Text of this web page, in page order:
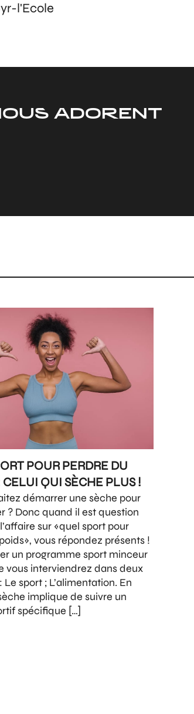
l'Ecole
ADORENT
POUR PERDRE DU
CELUI QUI SÈCHE PLUS !
démarrer une sèche pour
? Donc quand il est question
sur «quel sport pour
vous répondez présents !
un programme sport minceur
vous interviendrez dans deux
sport ; L’alimentation. En
implique de suivre un
spécifique […]